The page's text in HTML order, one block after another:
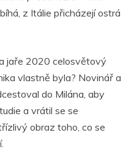
gr e
z Itálie přicházejí ostrá
jaře 2020 celosvětový
vlastně byla? Novinář a
do Milána, aby
a vrátil se se
obraz toho, co se